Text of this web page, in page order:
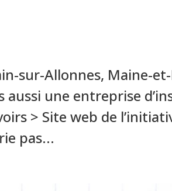
sur-Allonnes, Maine-
aussi une entreprise
> Site web de
pas...